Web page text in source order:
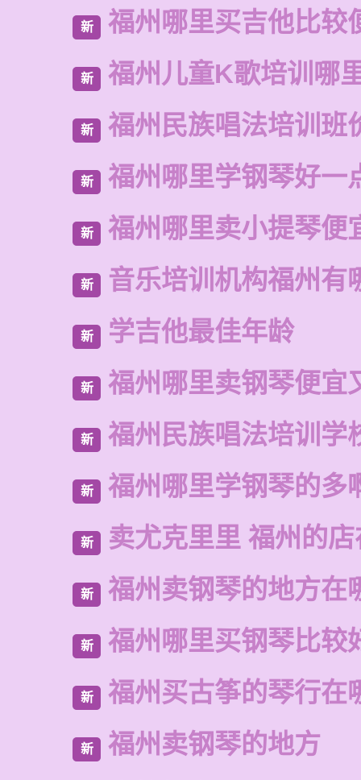
新 福州哪里买吉他比较
新 福州儿童K歌培训哪
新 福州民族唱法培训班
新 福州哪里学钢琴好一
新 福州哪里卖小提琴便
新 音乐培训机构福州有
新 学吉他最佳年龄
新 福州哪里卖钢琴便宜
新 福州民族唱法培训学
新 福州哪里学钢琴的多
新 卖尤克里里 福州的
新 福州卖钢琴的地方在
新 福州哪里买钢琴比较
新 福州买古筝的琴行在
新 福州卖钢琴的地方